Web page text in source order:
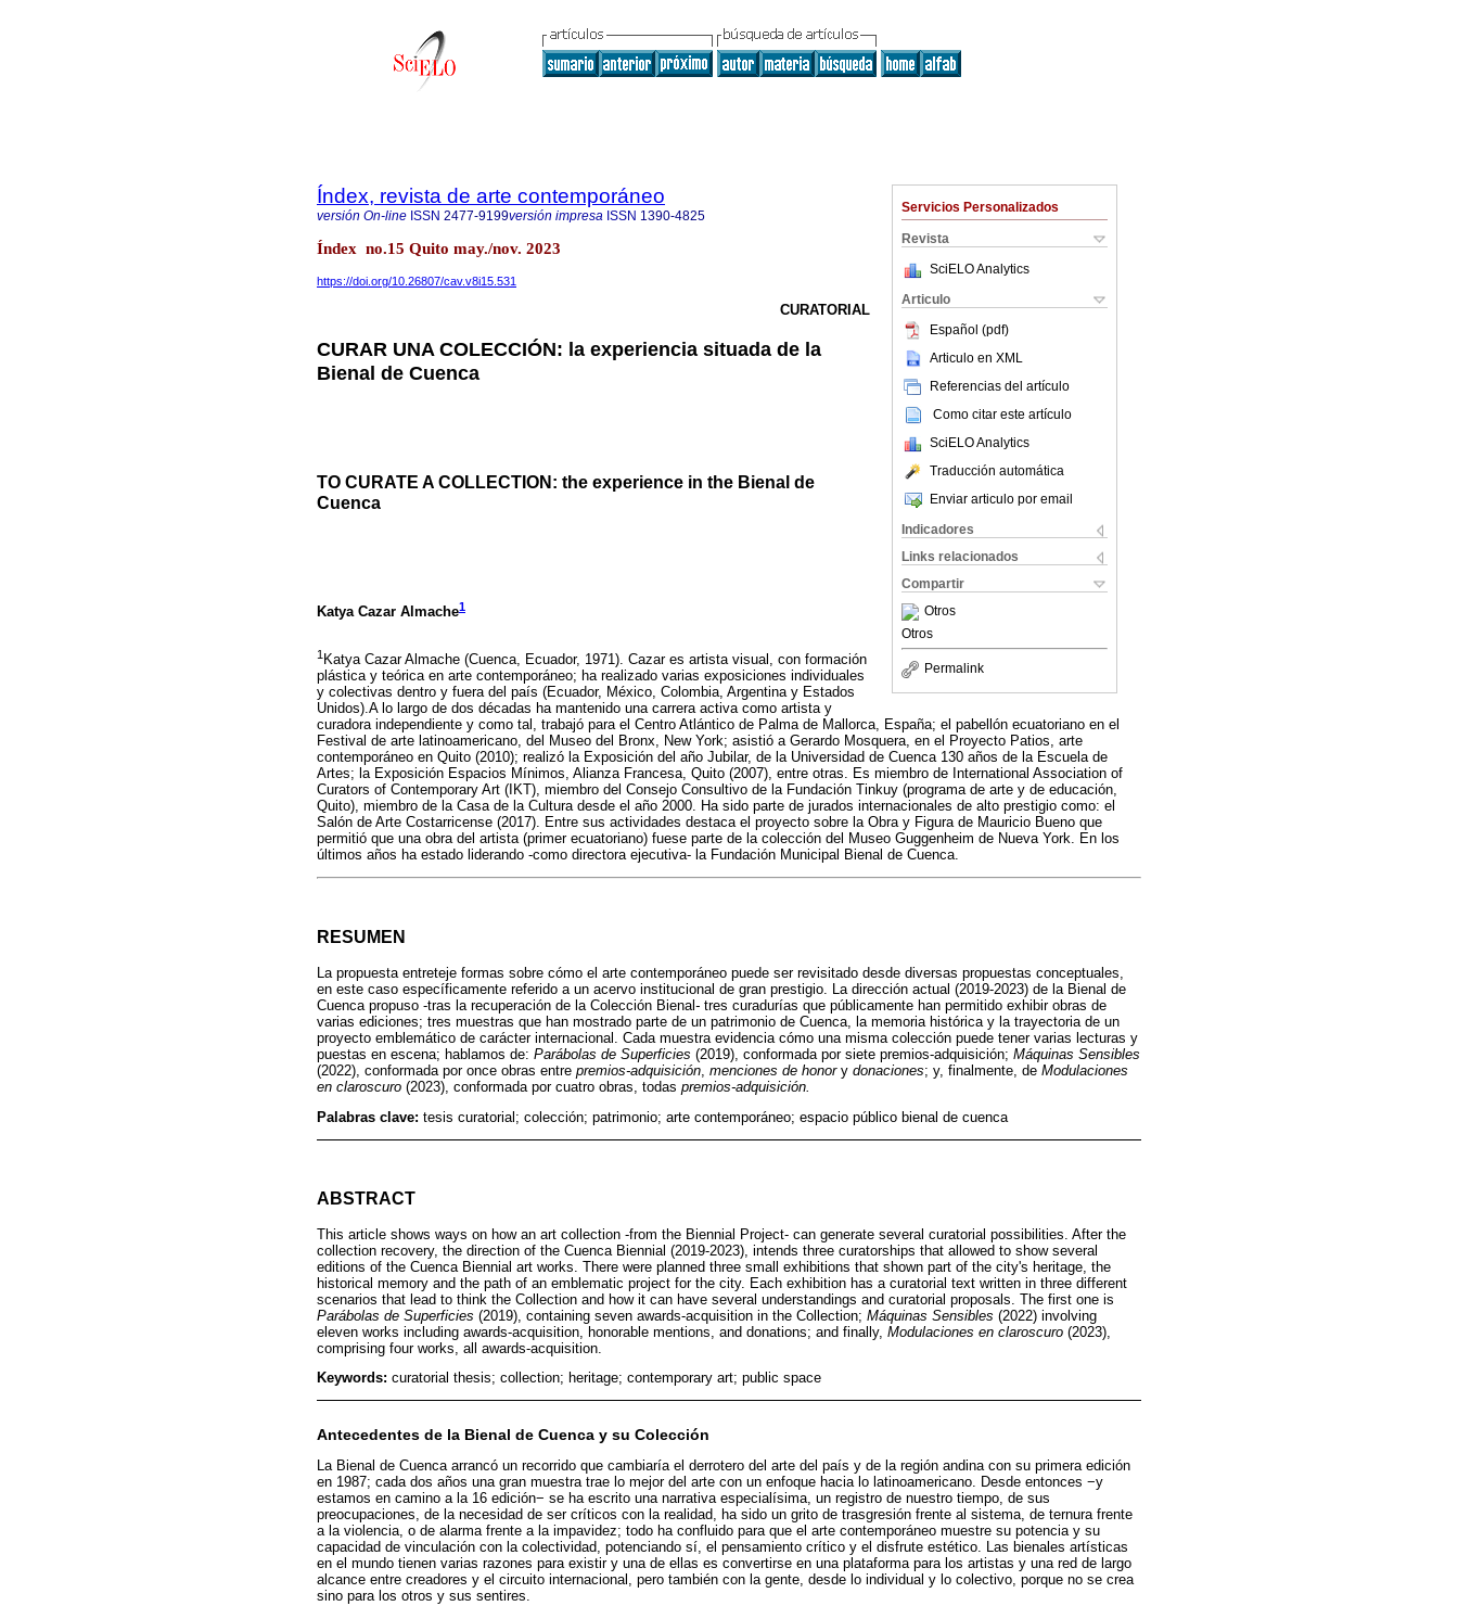
Servicios Personalizados
Revista
SciELO Analytics
Articulo
Español (pdf)
Articulo en XML
Referencias del artículo
Como citar este artículo
SciELO Analytics
Traducción automática
Enviar articulo por email
Indicadores
Links relacionados
Compartir
Otros
Otros
Permalink
Índex, revista de arte contemporáneo
versión On-line ISSN 2477-9199versión impresa ISSN 1390-4825
Índex no.15 Quito may./nov. 2023
https://doi.org/10.26807/cav.v8i15.531
CURATORIAL
CURAR UNA COLECCIÓN: la experiencia situada de la
Bienal de Cuenca
TO CURATE A COLLECTION: the experience in the Bienal de
Cuenca
Katya Cazar Almache1
1 Katya Cazar Almache (Cuenca, Ecuador, 1971). Cazar es artista visual, con formación
plástica y teórica en arte contemporáneo; ha realizado varias exposiciones individuales
y colectivas dentro y fuera del país (Ecuador, México, Colombia, Argentina y Estados
Unidos).A lo largo de dos décadas ha mantenido una carrera activa como artista y
curadora independiente y como tal, trabajó para el Centro Atlántico de Palma de Mallorca, España; el pabellón ecuatoriano en el
Festival de arte latinoamericano, del Museo del Bronx, New York; asistió a Gerardo Mosquera, en el Proyecto Patios, arte
contemporáneo en Quito (2010); realizó la Exposición del año Jubilar, de la Universidad de Cuenca 130 años de la Escuela de
Artes; la Exposición Espacios Mínimos, Alianza Francesa, Quito (2007), entre otras. Es miembro de International Association of
Curators of Contemporary Art (IKT), miembro del Consejo Consultivo de la Fundación Tinkuy (programa de arte y de educación,
Quito), miembro de la Casa de la Cultura desde el año 2000. Ha sido parte de jurados internacionales de alto prestigio como: el
Salón de Arte Costarricense (2017). Entre sus actividades destaca el proyecto sobre la Obra y Figura de Mauricio Bueno que
permitió que una obra del artista (primer ecuatoriano) fuese parte de la colección del Museo Guggenheim de Nueva York. En los
últimos años ha estado liderando -como directora ejecutiva- la Fundación Municipal Bienal de Cuenca.
RESUMEN
La propuesta entreteje formas sobre cómo el arte contemporáneo puede ser revisitado desde diversas propuestas conceptuales,
en este caso específicamente referido a un acervo institucional de gran prestigio. La dirección actual (2019-2023) de la Bienal de
Cuenca propuso -tras la recuperación de la Colección Bienal- tres curadurías que públicamente han permitido exhibir obras de
varias ediciones; tres muestras que han mostrado parte de un patrimonio de Cuenca, la memoria histórica y la trayectoria de un
proyecto emblemático de carácter internacional. Cada muestra evidencia cómo una misma colección puede tener varias lecturas y
puestas en escena; hablamos de: Parábolas de Superficies (2019), conformada por siete premios-adquisición; Máquinas Sensibles
(2022), conformada por once obras entre premios-adquisición, menciones de honory donaciones; y, finalmente, de Modulaciones
en claroscuro (2023), conformada por cuatro obras, todas premios-adquisición.
Palabras clave: tesis curatorial; colección; patrimonio; arte contemporáneo; espacio público bienal de cuenca
ABSTRACT
This article shows ways on how an art collection -from the Biennial Project- can generate several curatorial possibilities. After the
collection recovery, the direction of the Cuenca Biennial (2019-2023), intends three curatorships that allowed to show several
editions of the Cuenca Biennial art works. There were planned three small exhibitions that shown part of the city's heritage, the
historical memory and the path of an emblematic project for the city. Each exhibition has a curatorial text written in three different
scenarios that lead to think the Collection and how it can have several understandings and curatorial proposals. The first one is
Parábolas de Superficies (2019), containing seven awards-acquisition in the Collection; Máquinas Sensibles (2022) involving
eleven works including awards-acquisition, honorable mentions, and donations; and finally, Modulaciones en claroscuro (2023),
comprising four works, all awards-acquisition.
Keywords: curatorial thesis; collection; heritage; contemporary art; public space
Antecedentes de la Bienal de Cuenca y su Colección
La Bienal de Cuenca arrancó un recorrido que cambiaría el derrotero del arte del país y de la región andina con su primera edición
en 1987; cada dos años una gran muestra trae lo mejor del arte con un enfoque hacia lo latinoamericano. Desde entonces −y
estamos en camino a la 16 edición− se ha escrito una narrativa especialísima, un registro de nuestro tiempo, de sus
preocupaciones, de la necesidad de ser críticos con la realidad, ha sido un grito de trasgresión frente al sistema, de ternura frente
a la violencia, o de alarma frente a la impavidez; todo ha confluido para que el arte contemporáneo muestre su potencia y su
capacidad de vinculación con la colectividad, potenciando sí, el pensamiento crítico y el disfrute estético. Las bienales artísticas
en el mundo tienen varias razones para existir y una de ellas es convertirse en una plataforma para los artistas y una red de largo
alcance entre creadores y el circuito internacional, pero también con la gente, desde lo individual y lo colectivo, porque no se crea
sino para los otros y sus sentires.